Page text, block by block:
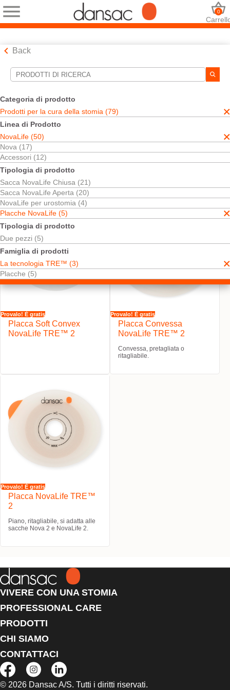
0
Back
Categoria di prodotto
Prodotti per la cura della stomia (79)
Linea di Prodotto
NovaLife (50)
Nova (17)
Accessori (12)
Tipologia di prodotto
Sacca NovaLife Chiusa (21)
Sacca NovaLife Aperta (20)
NovaLife per urostomia (4)
Placche NovaLife (5)
Tipologia di prodotto
Due pezzi (5)
Famiglia di prodotti
La tecnologia TRE™ (3)
Placche (5)
Strumenti di ricerca
Le tue selezioni:
Prodotti per la cura della stomia
NovaLife
Placche NovaLife
La tecnologia TRE™
La sua selezione abbinato3risultati
Ordina per:
Provalo! È gratis
Placca Soft Convex
NovaLife TRE™ 2
Provalo! È gratis
Placca Convessa
NovaLife TRE™ 2
Convessa, pretagliata o
ritagliabile.
Provalo! È gratis
Placca NovaLife TRE™
2
Piano, ritagliabile, si adatta alle
sacche Nova 2 e NovaLife 2.
VIVERE CON UNA STOMIA
PROFESSIONAL CARE
PRODOTTI
CHI SIAMO
CONTATTACI
© 2026 Dansac A/S. Tutti i diritti riservati.